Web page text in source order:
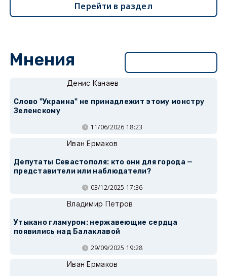
Перейти в раздел
Мнения
Денис Канаев
Слово "Украина" не принадлежит этому монстру
Зеленскому
11/06/2026 18:23
Иван Ермаков
Депутаты Севастополя: кто они для города —
представители или наблюдатели?
03/12/2025 17:36
Владимир Петров
Утыкано гламуром: нержавеющие сердца
появились над Балаклавой
29/09/2025 19:28
Иван Ермаков